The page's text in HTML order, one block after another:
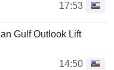
17:53
Gulf Outlook Lift
14:50